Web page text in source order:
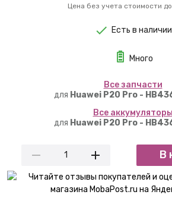
Цена без учета стоимости
Есть в наличии
Много
Вcе запчасти
для Huawei P20 Pro -
Вcе аккумуляторы
для Huawei P20 Pro -
В